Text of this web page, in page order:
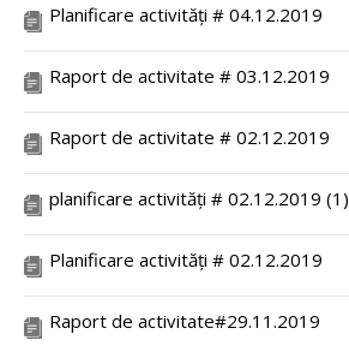
Planificare activități # 04.12.2019
Raport de activitate # 03.12.2019
Raport de activitate # 02.12.2019
planificare activități # 02.12.2019 (1)
Planificare activități # 02.12.2019
Raport de activitate#29.11.2019